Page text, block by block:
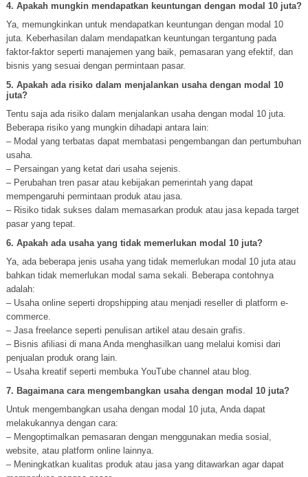
4. Apakah mungkin mendapatkan keuntungan dengan modal 10 juta?
Ya, memungkinkan untuk mendapatkan keuntungan dengan modal 10
juta. Keberhasilan dalam mendapatkan keuntungan tergantung pada
faktor-faktor seperti manajemen yang baik, pemasaran yang efektif, dan
bisnis yang sesuai dengan permintaan pasar.
5. Apakah ada risiko dalam menjalankan usaha dengan modal 10
juta?
Tentu saja ada risiko dalam menjalankan usaha dengan modal 10 juta.
Beberapa risiko yang mungkin dihadapi antara lain:
– Modal yang terbatas dapat membatasi pengembangan dan pertumbuhan
usaha.
– Persaingan yang ketat dari usaha sejenis.
– Perubahan tren pasar atau kebijakan pemerintah yang dapat
mempengaruhi permintaan produk atau jasa.
– Risiko tidak sukses dalam memasarkan produk atau jasa kepada target
pasar yang tepat.
6. Apakah ada usaha yang tidak memerlukan modal 10 juta?
Ya, ada beberapa jenis usaha yang tidak memerlukan modal 10 juta atau
bahkan tidak memerlukan modal sama sekali. Beberapa contohnya
adalah:
– Usaha online seperti dropshipping atau menjadi reseller di platform e-
commerce.
– Jasa freelance seperti penulisan artikel atau desain grafis.
– Bisnis afiliasi di mana Anda menghasilkan uang melalui komisi dari
penjualan produk orang lain.
– Usaha kreatif seperti membuka YouTube channel atau blog.
7. Bagaimana cara mengembangkan usaha dengan modal 10 juta?
Untuk mengembangkan usaha dengan modal 10 juta, Anda dapat
melakukannya dengan cara:
– Mengoptimalkan pemasaran dengan menggunakan media sosial,
website, atau platform online lainnya.
– Meningkatkan kualitas produk atau jasa yang ditawarkan agar dapat